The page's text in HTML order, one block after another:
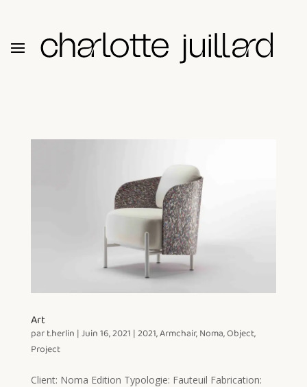
Art
part.herlin |Juin 16, 2021 |2021,Armchair,Noma,Object,
Project
Client: Noma Edition Typologie: Fauteuil Fabrication: